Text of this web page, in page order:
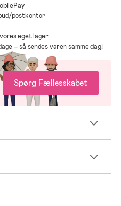
postkontor
eget lager
– så sendes varen samme dag!
Spørg Fællesskabet